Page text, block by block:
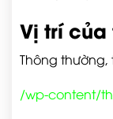
Vị trí của
Thông thường,
/wp-content/